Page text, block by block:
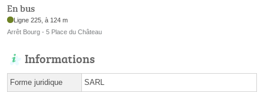
En bus
Ligne 225, à 124 m
Arrêt Bourg - 5 Place du Château
Informations
Forme juridique SARL